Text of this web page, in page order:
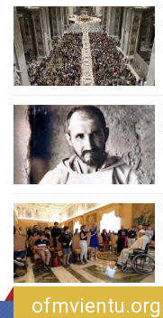
ofmvientu.org